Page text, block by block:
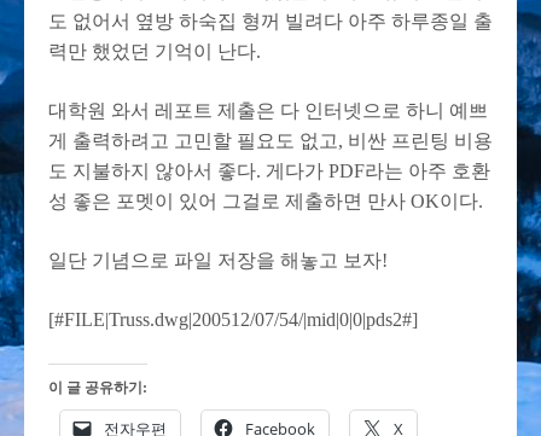
도 없어서 옆방 하숙집 형꺼 빌려다 아주 하루종일 출
력만 했었던 기억이 난다.
대학원 와서 레포트 제출은 다 인터넷으로 하니 예쁘
게 출력하려고 고민할 필요도 없고, 비싼 프린팅 비용
도 지불하지 않아서 좋다. 게다가 PDF라는 아주 호환
성 좋은 포멧이 있어 그걸로 제출하면 만사 OK이다.
일단 기념으로 파일 저장을 해놓고 보자!
[#FILE|Truss.dwg|200512/07/54/|mid|0|0|pds2#]
이 글 공유하기:
전자우편 Facebook X